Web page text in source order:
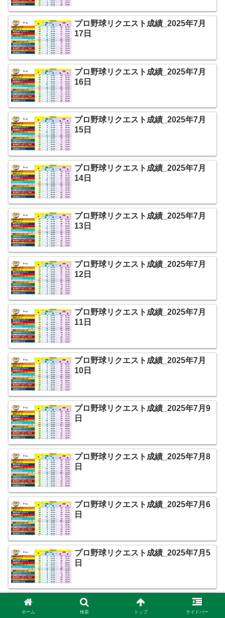
プロ野球リクエスト成績_2025年7月
17日
プロ野球リクエスト成績_2025年7月
16日
プロ野球リクエスト成績_2025年7月
15日
プロ野球リクエスト成績_2025年7月
14日
プロ野球リクエスト成績_2025年7月
13日
プロ野球リクエスト成績_2025年7月
12日
プロ野球リクエスト成績_2025年7月
11日
プロ野球リクエスト成績_2025年7月
10日
プロ野球リクエスト成績_2025年7月9
日
プロ野球リクエスト成績_2025年7月8
日
プロ野球リクエスト成績_2025年7月6
日
プロ野球リクエスト成績_2025年7月5
日
プロ野球リクエスト成績_2025年7月4
日
ホーム 検索 トップ サイドバー